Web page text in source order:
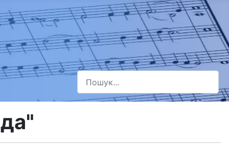
Пошук
Type 2 or more characters for results.